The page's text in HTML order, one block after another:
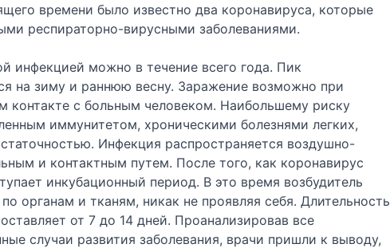
времени было известно два коронавируса, которые
респираторно-вирусными заболеваниями.
инфекцией можно в течение всего года. Пик
на зиму и раннюю весну. Заражение возможно при
контакте с больным человеком. Наибольшему риску
иммунитетом, хроническими болезнями легких,
Инфекция распространяется воздушно-
и контактным путем. После того, как коронавирус
инкубационный период. В это время возбудитель
органам и тканям, никак не проявляя себя. Длительность
от 7 до 14 дней. Проанализировав все
случаи развития заболевания, врачи пришли к выводу,